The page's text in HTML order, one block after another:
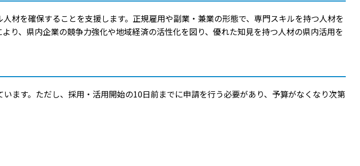
材を確保することを支援します。正規雇用や副業・兼業の形態で、専門スキルを持つ人材を
り、県内企業の競争力強化や地域経済の活性化を図り、優れた知見を持つ人材の県内活用を
います。ただし、採用・活用開始の10日前までに申請を行う必要があり、予算がなくなり次第